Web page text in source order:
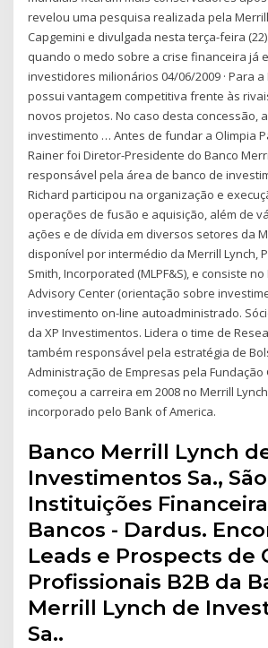
revelou uma pesquisa realizada pela
Capgemini e divulgada nesta terça-feira
quando o medo sobre a crise financeira já
investidores milionários 04/06/2009 · Para a
possui vantagem competitiva frente às
novos projetos. No caso desta concessão,
investimento … Antes de fundar a Olimpia
Rainer foi Diretor-Presidente do Banco
responsável pela área de banco de
Richard participou na organização e
operações de fusão e aquisição, além de
ações e de dí­vida em diversos setores da
disponível por intermédio da Merrill Lynch,
Smith, Incorporated (MLPF&S), e consiste
Advisory Center (orientação sobre
investimento on-line autoadministrado.
da XP Investimentos. Lidera o time de
também responsável pela estratégia de
Administração de Empresas pela Fundação
começou a carreira em 2008 no Merrill
incorporado pelo Bank of America.
Banco Merrill Lynch
Investimentos Sa.,
Instituições
Bancos - Dardus.
Leads e Prospects de
Profissionais B2B da
Merrill Lynch de
Sa..